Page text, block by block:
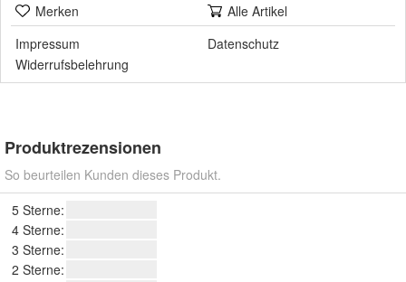
Merken
Alle Artikel
Impressum
Datenschutz
Widerrufsbelehrung
Produktrezensionen
So beurteilen Kunden dieses Produkt.
5 Sterne:
4 Sterne:
3 Sterne:
2 Sterne: